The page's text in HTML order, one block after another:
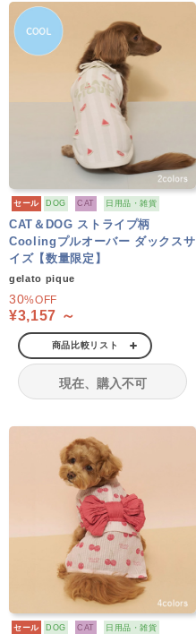
セール DOG CAT 日用品・雑貨
CAT＆DOG ストライプ柄
Coolingプルオーバー ダックスサ
イズ【数量限定】
gelato pique
30%OFF
¥3,157 ～
商品比較リスト
現在、購入不可
セール DOG CAT 日用品・雑貨